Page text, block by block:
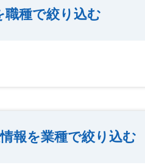
職種で絞り込む
報を業種で絞り込む